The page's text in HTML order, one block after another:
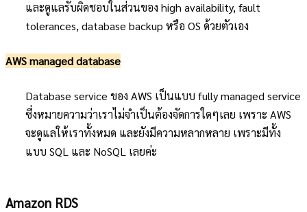
และดูแลรับผิดชอบในส่วนของ high availability, fault
tolerances, database backup หรือ OS ด้วยตัวเอง
AWS managed database
Database service ของ AWS เป็นแบบ fully managed service
ซึ่งหมายความว่าเราไม่จำเป็นต้องจัดการใดๆเลย เพราะ AWS
จะดูแลให้เราทั้งหมด และยังมีความหลากหลาย เพราะมีทั้ง
แบบ SQL และ NoSQL เลยค่ะ
Amazon RDS